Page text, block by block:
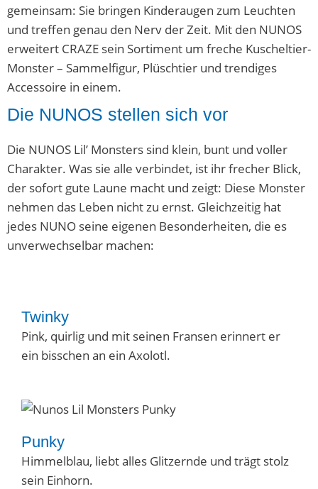
gemeinsam: Sie bringen Kinderaugen zum Leuchten
und treffen genau den Nerv der Zeit. Mit den NUNOS
erweitert CRAZE sein Sortiment um freche Kuscheltier-
Monster – Sammelfigur, Plüschtier und trendiges
Accessoire in einem.
Die NUNOS stellen sich vor
Die NUNOS Lil’ Monsters sind klein, bunt und voller
Charakter. Was sie alle verbindet, ist ihr frecher Blick,
der sofort gute Laune macht und zeigt: Diese Monster
nehmen das Leben nicht zu ernst. Gleichzeitig hat
jedes NUNO seine eigenen Besonderheiten, die es
unverwechselbar machen:
Twinky
Pink, quirlig und mit seinen Fransen erinnert er
ein bisschen an ein Axolotl.
Punky
Himmelblau, liebt alles Glitzernde und trägt stolz
sein Einhorn.